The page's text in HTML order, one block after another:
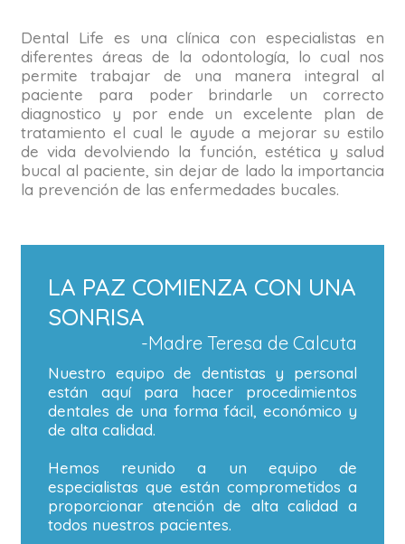
Dental Life es una clínica con especialistas en
diferentes áreas de la odontología, lo cual nos
permite trabajar de una manera integral al
paciente para poder brindarle un correcto
diagnostico y por ende un excelente plan de
tratamiento el cual le ayude a mejorar su estilo
de vida devolviendo la función, estética y salud
bucal al paciente, sin dejar de lado la importancia
la prevención de las enfermedades bucales.
LA PAZ COMIENZA CON UNA
SONRISA
-Madre Teresa de Calcuta
Nuestro equipo de dentistas y personal
están aquí para hacer procedimientos
dentales de una forma fácil, económico y
de alta calidad.
Hemos reunido a un equipo de
especialistas que están comprometidos a
proporcionar atención de alta calidad a
todos nuestros pacientes.